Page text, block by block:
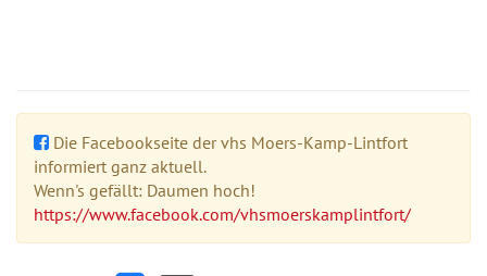
Die Facebookseite der vhs Moers-Kamp-Lintfort
informiert ganz aktuell.
Wenn's gefällt: Daumen hoch!
https://www.facebook.com/vhsmoerskamplintfort/